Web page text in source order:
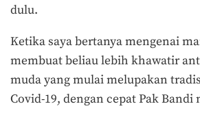
dulu.
Ketika saya bertanya mengenai
membuat beliau lebih khawatir
muda yang mulai melupakan
Covid-19, dengan cepat Pak